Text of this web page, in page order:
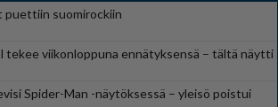
puettiin suomirockiin
tekee viikonloppuna ennätyksensä – tältä näytti
Spider-Man -näytöksessä – yleisö poistui